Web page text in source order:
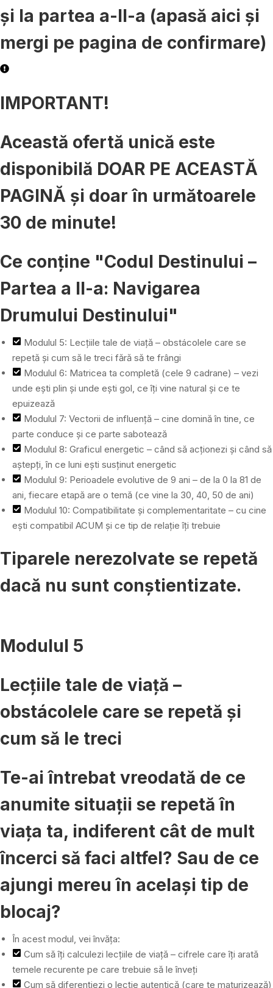
și la partea a-II-a (apasă aici și
mergi pe pagina de confirmare)
IMPORTANT!
Această ofertă unică este
disponibilă DOAR PE ACEASTĂ
PAGINĂ și doar în următoarele
30 de minute!
Ce conține "Codul Destinului –
Partea a II-a: Navigarea
Drumului Destinului"
Modulul 5: Lecțiile tale de viață – obstácolele care se
repetă și cum să le treci fără să te frângi
Modulul 6: Matricea ta completă (cele 9 cadrane) – vezi
unde ești plin și unde ești gol, ce îți vine natural și ce te
epuizează
Modulul 7: Vectorii de influență – cine domină în tine, ce
parte conduce și ce parte sabotează
Modulul 8: Graficul energetic – când să acționezi și când să
aștepți, în ce luni ești susținut energetic
Modulul 9: Perioadele evolutive de 9 ani – de la 0 la 81 de
ani, fiecare etapă are o temă (ce vine la 30, 40, 50 de ani)
Modulul 10: Compatibilitate și complementaritate – cu cine
ești compatibil ACUM și ce tip de relație îți trebuie
Tiparele nerezolvate se repetă
dacă nu sunt conștientizate.
Modulul 5
Lecțiile tale de viață –
obstácolele care se repetă și
cum să le treci
Te-ai întrebat vreodată de ce
anumite situații se repetă în
viața ta, indiferent cât de mult
încerci să faci altfel? Sau de ce
ajungi mereu în același tip de
blocaj?
În acest modul, vei învăța:
Cum să îți calculezi lecțiile de viață – cifrele care îți arată
temele recurente pe care trebuie să le înveți
Cum să diferențiezi o lecție autentică (care te maturizează)